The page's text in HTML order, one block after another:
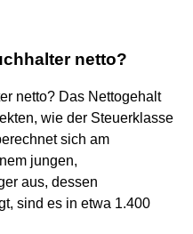
netto?
netto? Das Nettogehalt
wie der Steuerklasse
sich am
jungen,
aus, dessen
sind es in etwa 1.400